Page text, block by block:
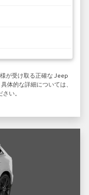
が受け取る正確な Jeep
体的な詳細については、
い。